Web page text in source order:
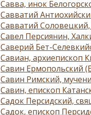
Савва, инок
Савватий
Савватий
Савел Персиянин,
Саверий Бет-
Савиан, архиепископ
Савин Ермопольский
Савин Римский,
Савин, епископ
Садок Персидский,
Садок, епископ